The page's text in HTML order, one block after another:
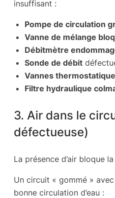
insuffisant :
Pompe de circulation
Vanne de mélange
Débitmètre
Sonde de débit
Vannes
Filtre hydraulique
3. Air dans le
défectueuse)
La présence d’air bloque
Un circuit « gommé » avec
bonne circulation d’eau :